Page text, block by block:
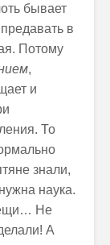
бывает
в
Потому
,
и
То
знали,
наука.
Не
А